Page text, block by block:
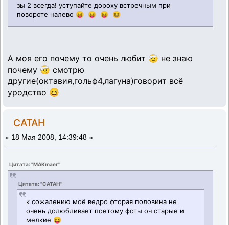
зы 2 всегда! уступайте дороху встречным при
повороте налево 😝 😝 😝 😆
А моя его почему то очень любит 🤕 не знаю
почему 🤕 смотрю
другие(октавия,гольф4,лагуна)говорит всё
уродство 😆
CATAH
« 18 Мая 2008, 14:39:48 »
Цитата: "MAKmaer"
Цитата: "CATAH"
к сожалению моё ведро фторая половина не
очень долюбливает поетому фоты оч старые и
мелкие 😝